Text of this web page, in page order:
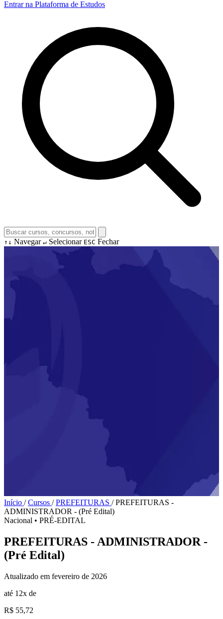
Entrar na Plataforma de Estudos
↑↓ Navegar ↵ Selecionar ESC Fechar
Início / Cursos / PREFEITURAS / PREFEITURAS -
ADMINISTRADOR - (Pré Edital)
Nacional • PRÉ-EDITAL
PREFEITURAS - ADMINISTRADOR -
(Pré Edital)
Atualizado em fevereiro de 2026
até 12x de
R$ 55,72